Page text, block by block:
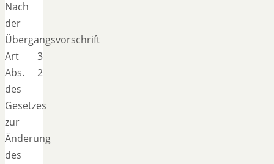
Nach
der
Übergangsvorschrift
Art 3
Abs. 2
des
Gesetzes
zur
Änderung
des